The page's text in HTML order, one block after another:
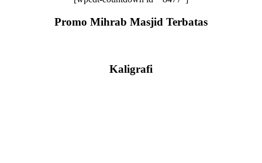
Promo Mihrab Masjid Terbatas
Kaligrafi